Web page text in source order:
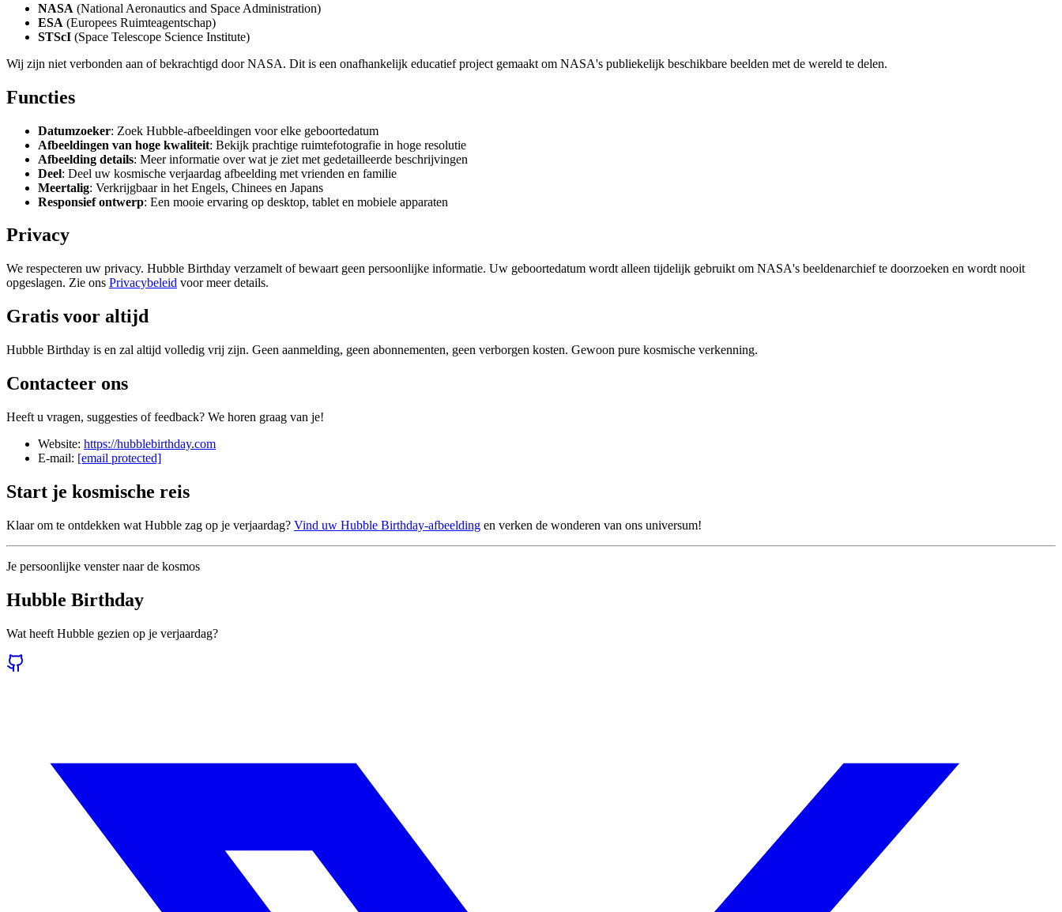
NASA (National Aeronautics and Space Administration)
ESA (Europees Ruimteagentschap)
STScI (Space Telescope Science Institute)
Wij zijn niet verbonden aan of bekrachtigd door NASA. Dit is een onafhankelijk educatief project gemaakt om NASA's publiekelijk beschikbare beelden met de wereld te delen.
Functies
Datumzoeker: Zoek Hubble-afbeeldingen voor elke geboortedatum
Afbeeldingen van hoge kwaliteit: Bekijk prachtige ruimtefotografie in hoge resolutie
Afbeelding details: Meer informatie over wat je ziet met gedetailleerde beschrijvingen
Deel: Deel uw kosmische verjaardag afbeelding met vrienden en familie
Meertalig: Verkrijgbaar in het Engels, Chinees en Japans
Responsief ontwerp: Een mooie ervaring op desktop, tablet en mobiele apparaten
Privacy
We respecteren uw privacy. Hubble Birthday verzamelt of bewaart geen persoonlijke informatie. Uw geboortedatum wordt alleen tijdelijk gebruikt om NASA's beeldenarchief te doorzoeken en wordt nooit
opgeslagen. Zie ons Privacybeleid voor meer details.
Gratis voor altijd
Hubble Birthday is en zal altijd volledig vrij zijn. Geen aanmelding, geen abonnementen, geen verborgen kosten. Gewoon pure kosmische verkenning.
Contacteer ons
Heeft u vragen, suggesties of feedback? We horen graag van je!
Website: https://hubblebirthday.com
E-mail: [email protected]
Start je kosmische reis
Klaar om te ontdekken wat Hubble zag op je verjaardag? Vind uw Hubble Birthday-afbeelding en verken de wonderen van ons universum!
Je persoonlijke venster naar de kosmos
Hubble Birthday
Wat heeft Hubble gezien op je verjaardag?